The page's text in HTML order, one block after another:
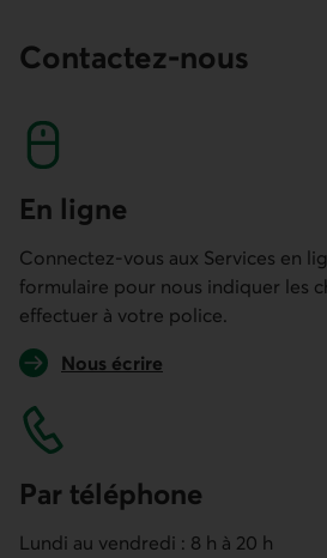
Contactez-nous
En ligne
Connectez-vous aux Services en
formulaire pour nous indiquer les
effectuer à votre police.
Nous écrire
Par téléphone
Lundi au vendredi : 8 h à 20 h